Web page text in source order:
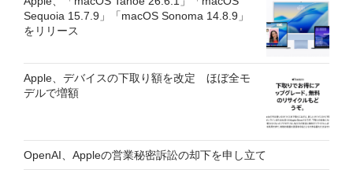
Sequoia 15.7.9」「macOS Sonoma 14.8.9」
をリリース
Apple、デバイスの下取り額を改定 ほぼ全モ
デルで増額
OpenAI、Appleの営業秘密訴訟の却下を申し立て